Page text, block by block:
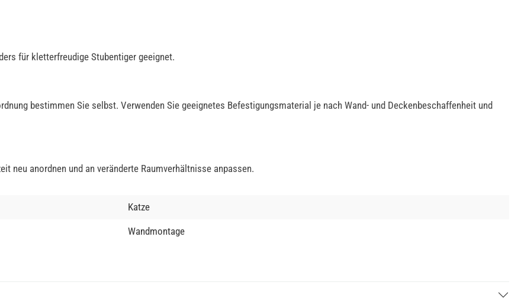
für kletterfreudige Stubentiger geeignet.
bestimmen Sie selbst. Verwenden Sie geeignetes Befestigungsmaterial je nach Wand- und Deckenbeschaffenheit und
neu anordnen und an veränderte Raumverhältnisse anpassen.
Katze
Wandmontage